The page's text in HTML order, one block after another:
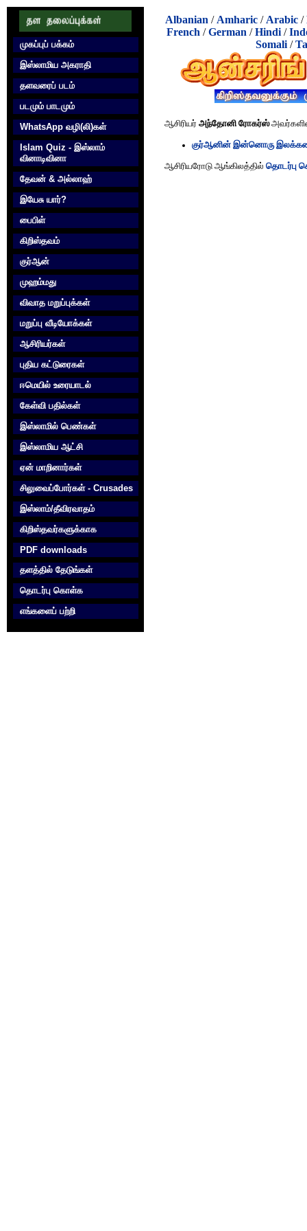
முகப்புப் பக்கம்
இஸ்லாமிய அகராதி
தளவரைப் படம்
படமும் பாடமும்
WhatsApp வழி(லி)கள்
Islam Quiz - இஸ்லாம்
வினாடிவினா
தேவன் & அல்லாஹ்
இயேசு யார்?
பைபிள்
கிறிஸ்தவம்
குர்‍ஆன்
முஹம்மது
விவாத மறுப்புக்கள்
மறுப்பு வீடியோக்கள்
ஆசிரியர்கள்
புதிய கட்டுரைகள்
ஈமெயில் உரையாடல்
கேள்வி பதில்கள்
இஸ்லாமில் பெண்கள்
இஸ்லாமிய ஆட்சி
ஏன் மாறினார்கள்
சிலுவைப்போர்கள் - Crusades
இஸ்லாம்/தீவிரவாதம்
கிறிஸ்தவர்களுக்காக‌
PDF downloads
தளத்தில் தேடுங்கள்
தொடர்பு கொள்க‌
எங்களைப் பற்றி
Albanian / Amharic / Arabic /
French /German /Hindi /
Somali/
ஆசிரியர் அந்தோனி ரோகர்ஸ்
குர்‍ஆனின் இன்னொரு இலக்கண
ஆசிரியரோடு ஆங்கிலத்தில் தொடர்பு